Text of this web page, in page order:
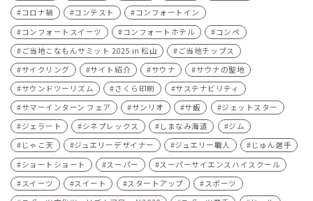
コロナ禍
コンテスト
コンフォートイン
コンフォートスイーツ
コンフォートホテル
コンペ
ご当地こなもんサミット 2025 in 松山
ご当地チップス
サイクリング
サイト紹介 サウナ
サウナの聖地
サウンドツーリズム
さくら印刷
サステナビリティ
サマーインターン フェア
サンリオ サ飯
ジェットスター
ジェラート
シネプレックス しまなみ海道
ジム
じゃこ天
ジュエリーデザイナー ジュエリー職人
じゅん選手
ショートショート
スーパー
スーパーサイエンスハイスクール
スイーツ
スイート スタートアップ
スポーツ